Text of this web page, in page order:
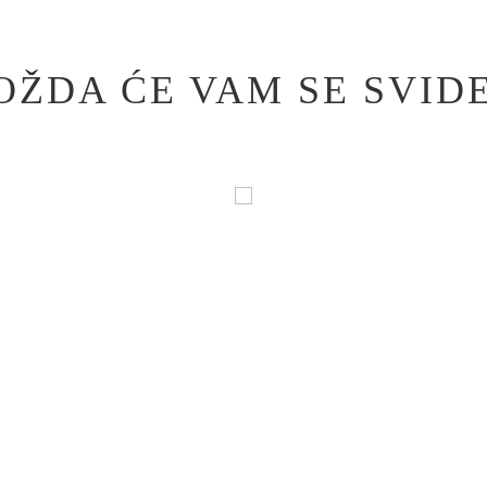
ĆE VAM SE